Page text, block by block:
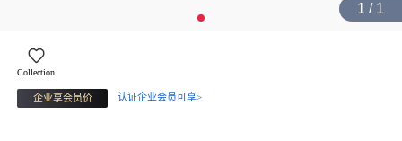
1 / 1
Collection
企业享会员价 认证企业会员可享>